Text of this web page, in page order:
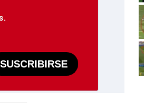
SUSCRIBIRSE